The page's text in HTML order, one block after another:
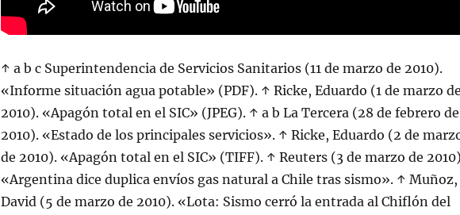
↑ a b c Superintendencia de Servicios Sanitarios (11 de marzo de 2010).
«Informe situación agua potable» (PDF). ↑ Ricke, Eduardo (1 de marzo
2010). «Apagón total en el SIC» (JPEG). ↑ a b La Tercera (28 de febrero de
2010). «Estado de los principales servicios». ↑ Ricke, Eduardo (2 de
de 2010). «Apagón total en el SIC» (TIFF). ↑ Reuters (3 de marzo de
«Argentina dice duplica envíos gas natural a Chile tras sismo». ↑ Muñoz,
David (5 de marzo de 2010). «Lota: Sismo cerró la entrada al Chiflón del